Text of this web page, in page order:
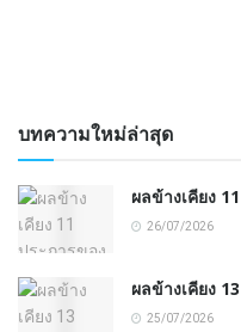
บทความใหม่ล่าสุด
ผลข้างเคียง
26/07/2026
ผลข้างเคียง
25/07/2026